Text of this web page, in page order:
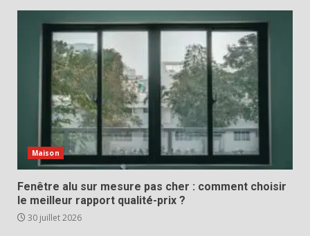
Maison
Fenêtre alu sur mesure pas cher : comment choisir
le meilleur rapport qualité-prix ?
30 juillet 2026